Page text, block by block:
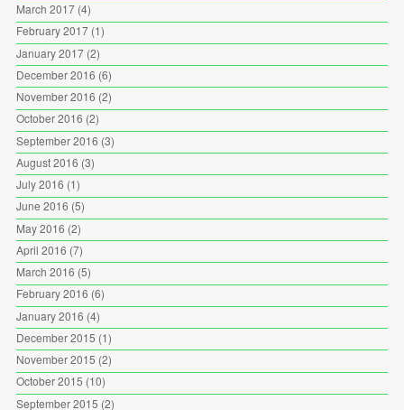
March 2017(4)
February 2017(1)
January 2017(2)
December 2016 (6)
November 2016 (2)
October 2016 (2)
September 2016 (3)
August 2016 (3)
July 2016 (1)
June 2016 (5)
May 2016 (2)
April 2016 (7)
March 2016 (5)
February 2016 (6)
January 2016 (4)
December 2015 (1)
November 2015 (2)
October 2015 (10)
September 2015 (2)